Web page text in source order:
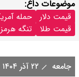
موضوعات داغ:
قیمت دلار حمله
قیمت طلا
تنگه هرمز
جامعه ۲۲ آذر ۱۴۰۴